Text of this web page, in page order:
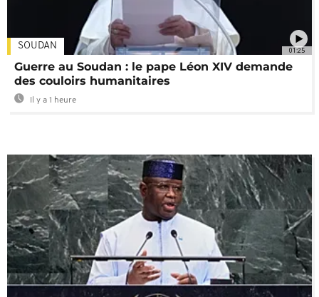
01:25
SOUDAN
Guerre au Soudan : le pape Léon XIV demande
des couloirs humanitaires
Il y a 1 heure